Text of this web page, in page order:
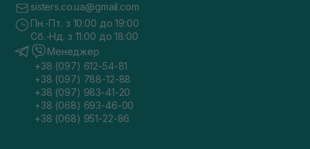
sisters.co.ua@gmail.com
Пн.-Пт. з 10:00 до 19:00
Сб.-Нд. з 11:00 до 18:00
Менеджер
+38 (097) 612-54-81
+38 (097) 788-12-88
+38 (097) 983-41-20
+38 (068) 693-46-00
+38 (068) 951-22-86